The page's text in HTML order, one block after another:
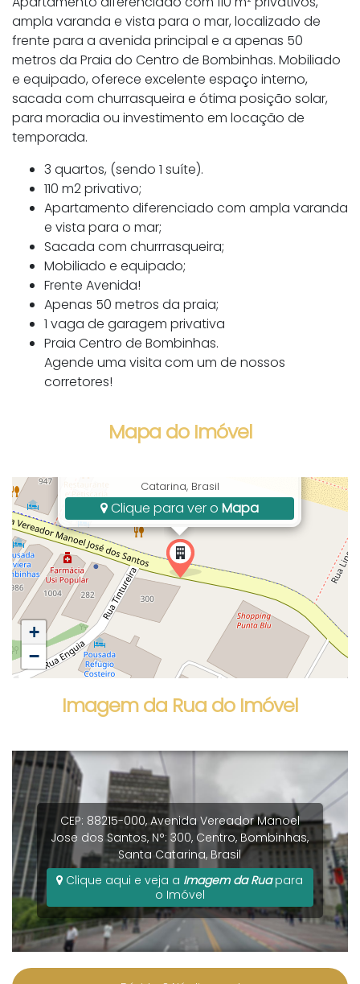
ampla varanda e vista para o mar, localizado de
frente para a avenida principal e a apenas 50
metros da Praia do Centro de Bombinhas. Mobiliado
e equipado, oferece excelente espaço interno,
sacada com churrasqueira e ótima posição solar,
para moradia ou investimento em locação de
temporada.
3 quartos, (sendo 1 suíte).
110 m2 privativo;
Apartamento diferenciado com ampla varanda
e vista para o mar;
Sacada com churrrasqueira;
Mobiliado e equipado;
Frente Avenida!
Apenas 50 metros da praia;
1 vaga de garagem privativa
Praia Centro de Bombinhas.
Agende uma visita com um de nossos
corretores!
Mapa do Imóvel
Catarina, Brasil
Clique para ver o Mapa
+
−
Imagem da Rua do Imóvel
CEP: 88215-000,Avenida Vereador Manoel
Jose dos Santos, N°: 300, Centro,Bombinhas,
Santa Catarina, Brasil
Clique aqui e veja a Imagem da Ruapara
o Imóvel